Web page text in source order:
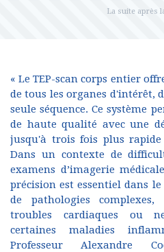
« Le TEP-scan corps entier
de tous les organes d'intérêt,
seule séquence. Ce système
de haute qualité avec une
jusqu'à trois fois plus
Dans un contexte de
examens d’imagerie
précision est essentiel dans
de pathologies
troubles cardiaques ou
certaines maladies
Professeur Alexandre